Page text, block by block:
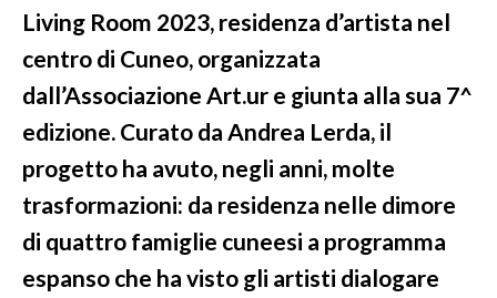
Living Room 2023, residenza d’artista nel
centro di Cuneo, organizzata
dall’Associazione Art.ur e giunta alla sua 7^
edizione. Curato da Andrea Lerda, il
progetto ha avuto, negli anni, molte
trasformazioni: da residenza nelle dimore
di quattro famiglie cuneesi a programma
espanso che ha visto gli artisti dialogare